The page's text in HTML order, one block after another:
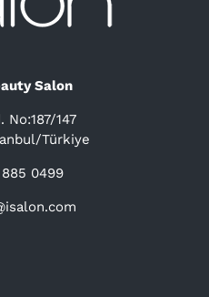
Salon
147
Türkiye
0499